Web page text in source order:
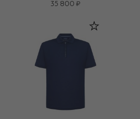
35 800 ₽